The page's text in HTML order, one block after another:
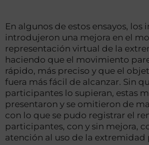
En algunos de estos ensayos, los
introdujeron una mejora en el
representación virtual de la
haciendo que el movimiento
rápido, más preciso y que el
fuera más fácil de alcanzar. Sin
participantes lo supieran, estas
presentaron y se omitieron de
con lo que se pudo registrar el
participantes, con y sin mejora,
atención al uso de la extremidad